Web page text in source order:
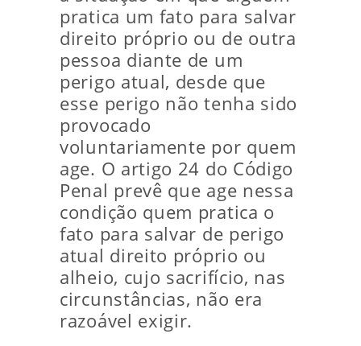
pratica um fato para salvar
direito próprio ou de outra
pessoa diante de um
perigo atual, desde que
esse perigo não tenha sido
provocado
voluntariamente por quem
age. O artigo 24 do Código
Penal prevê que age nessa
condição quem pratica o
fato para salvar de perigo
atual direito próprio ou
alheio, cujo sacrifício, nas
circunstâncias, não era
razoável exigir.